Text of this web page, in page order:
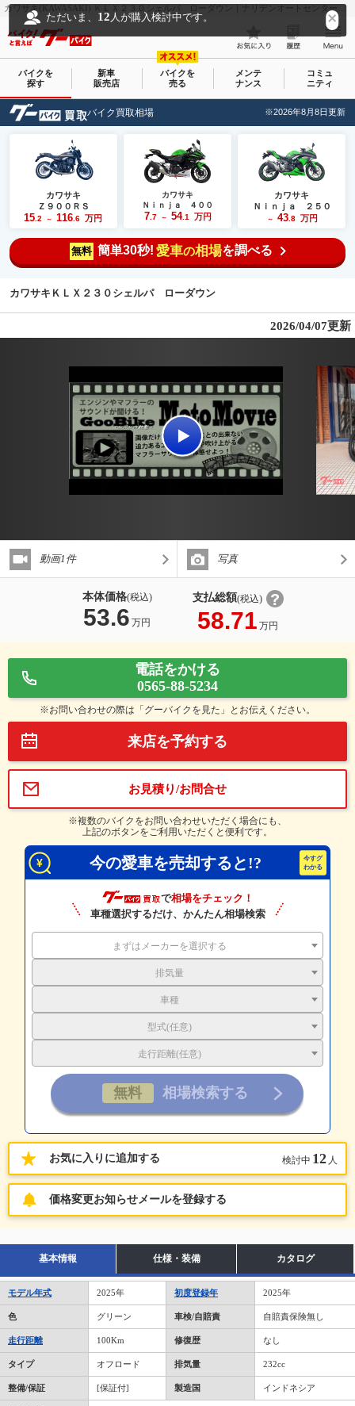
カワサキ(KAWASAKI) ＫＬＸ２３０シェルパ ローダウン｜ナリデンオートセンター／ＳＢＳ豊田｜新車・中古バイクなら【グーバイク(GooBike)】
ただいま、 12 人が購入検討中です。
バイクを
探す
新車
販売店
バイクを
売る
メンテ
ナンス
コミュ
ニティ
バイク買取相場 ※2026年8月8日更新
カワサキ
Ｚ９００ＲＳ
15 .2 ～ 116 .6 万円
カワサキ
Ｎｉｎｊａ ４００
7.7 ～ 54.1 万円
カワサキ
Ｎｉｎｊａ ２５０
～ 43.8 万円
無料 簡単30秒! 愛車の相場を調べる
カワサキＫＬＸ２３０シェルパ ローダウン
2026/04/07更新
動画1件 写真
本体価格(税込)
53.6 万円
支払総額(税込)
58.71 万円
電話をかける
0565-88-5234
※お問い合わせの際は「グーバイクを見た」とお伝えください。
来店を予約する
お見積り/お問合せ
※複数のバイクをお問い合わせいただく場合にも、
上記のボタンをご利用いただくと便利です。
今の愛車を売却すると!?
で相場をチェック！
車種選択するだけ、かんたん相場検索
まずはメーカーを選択する
排気量
車種
型式(任意)
走行距離(任意)
お気に入りに追加する 検討中 12 人
価格変更お知らせメールを登録する
基本情報 仕様・装備 カタログ
モデル年式 2025年 初度登録年 2025年
色 グリーン 車検/自賠責 自賠責保険無し
走行距離 100Km 修復歴 なし
タイプ オフロード 排気量 232cc
整備/保証 [保証付] 製造国 インドネシア